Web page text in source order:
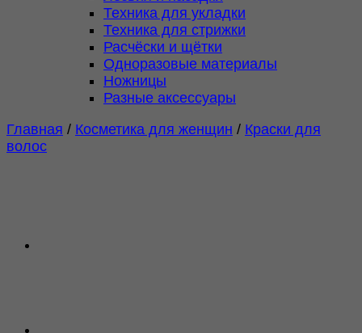
Техника для укладки
Техника для стрижки
Расчёски и щётки
Одноразовые материалы
Ножницы
Разные аксессуары
Главная / Косметика для женщин / Краски для
волос